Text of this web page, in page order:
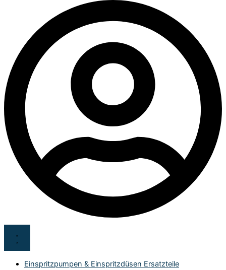
Einspritzpumpen & Einspritzdüsen Ersatzteile